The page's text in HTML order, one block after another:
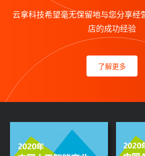
云拿科技希望毫无保留地与您分享经
店的成功经验
了解更多